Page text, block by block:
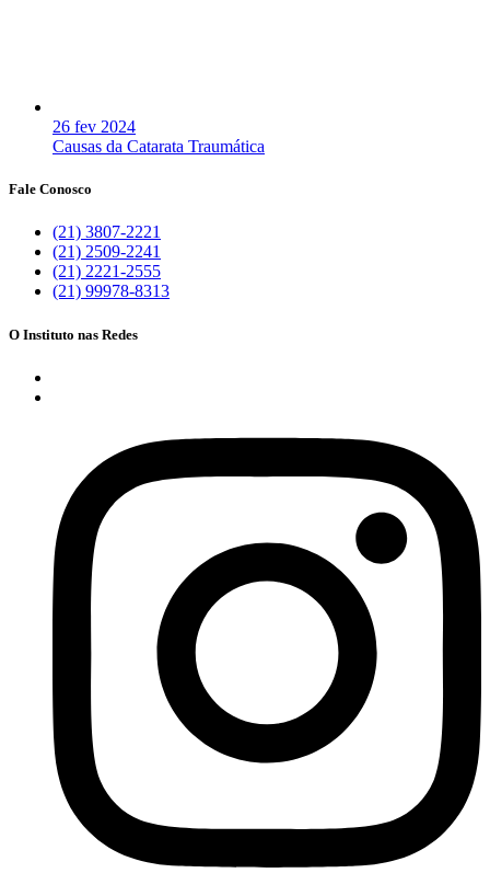
26 fev 2024
Causas da Catarata Traumática
Fale Conosco
(21) 3807-2221
(21) 2509-2241
(21) 2221-2555
(21) 99978-8313
O Instituto nas Redes